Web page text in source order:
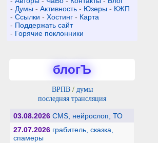
- Думы -Активность - Юзеры - КЖП
-Ссылки -Хостинг - Карта
- Поддержать сайт
- Горячие поклонники
блогЪ
ВРПВ/ думы
последняя трансляция
03.08.2026 CMS, нейрослоп, ТО
27.07.2026 грабитель, сказка,
спамеры